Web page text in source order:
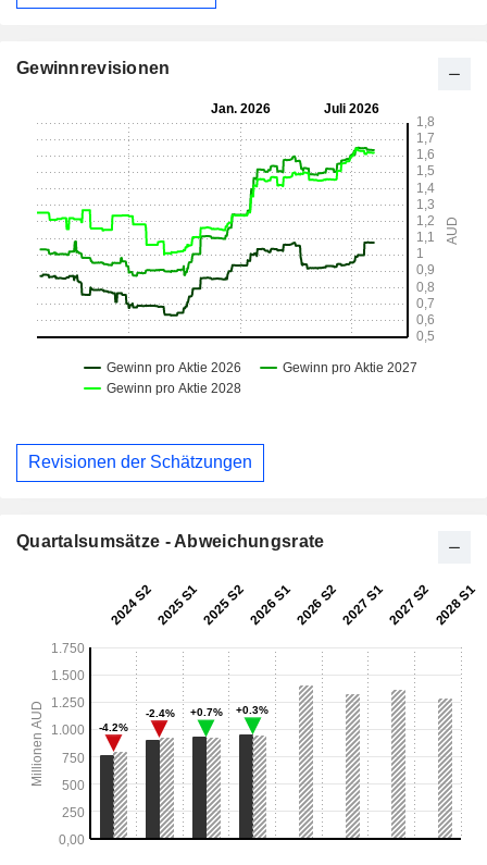
Gewinnrevisionen
Revisionen der Schätzungen
Quartalsumsätze - Abweichungsrate